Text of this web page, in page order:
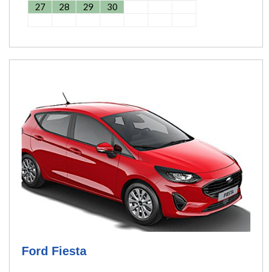
27
28 29 30
Ford Fiesta